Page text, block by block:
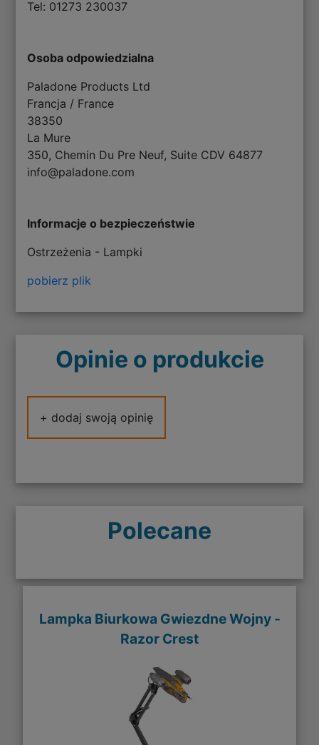
Tel: 01273 230037
Osoba odpowiedzialna
Paladone Products Ltd
Francja / France
38350
La Mure
350, Chemin Du Pre Neuf, Suite CDV 64877
info@paladone.com
Informacje o bezpieczeństwie
Ostrzeżenia - Lampki
pobierz plik
Opinie o produkcie
+ dodaj swoją opinię
Polecane
Lampka Biurkowa Gwiezdne Wojny -
Razor Crest